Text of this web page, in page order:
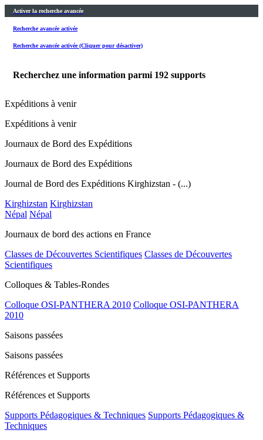
Activer la recherche avancée
Recherche avancée activée
Recherche avancée activée (Cliquer pour désactiver)
Recherchez une information parmi 192 supports
Expéditions à venir
Expéditions à venir
Journaux de Bord des Expéditions
Journaux de Bord des Expéditions
Journal de Bord des Expéditions Kirghizstan - (...)
Kirghizstan Kirghizstan
Népal Népal
Journaux de bord des actions en France
Classes de Découvertes Scientifiques Classes de Découvertes
Scientifiques
Colloques & Tables-Rondes
Colloque OSI-PANTHERA 2010 Colloque OSI-PANTHERA
2010
Saisons passées
Saisons passées
Références et Supports
Références et Supports
Supports Pédagogiques & Techniques Supports Pédagogiques &
Techniques